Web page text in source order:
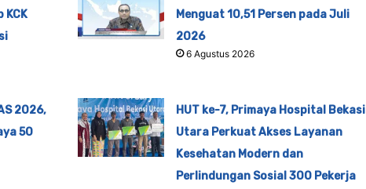
KCK
Menguat 10,51 Persen pada Juli
2026
6 Agustus 2026
2026,
50
HUT ke-7, Primaya Hospital Bekasi
Utara Perkuat Akses Layanan
Kesehatan Modern dan
Perlindungan Sosial 300 Pekerja